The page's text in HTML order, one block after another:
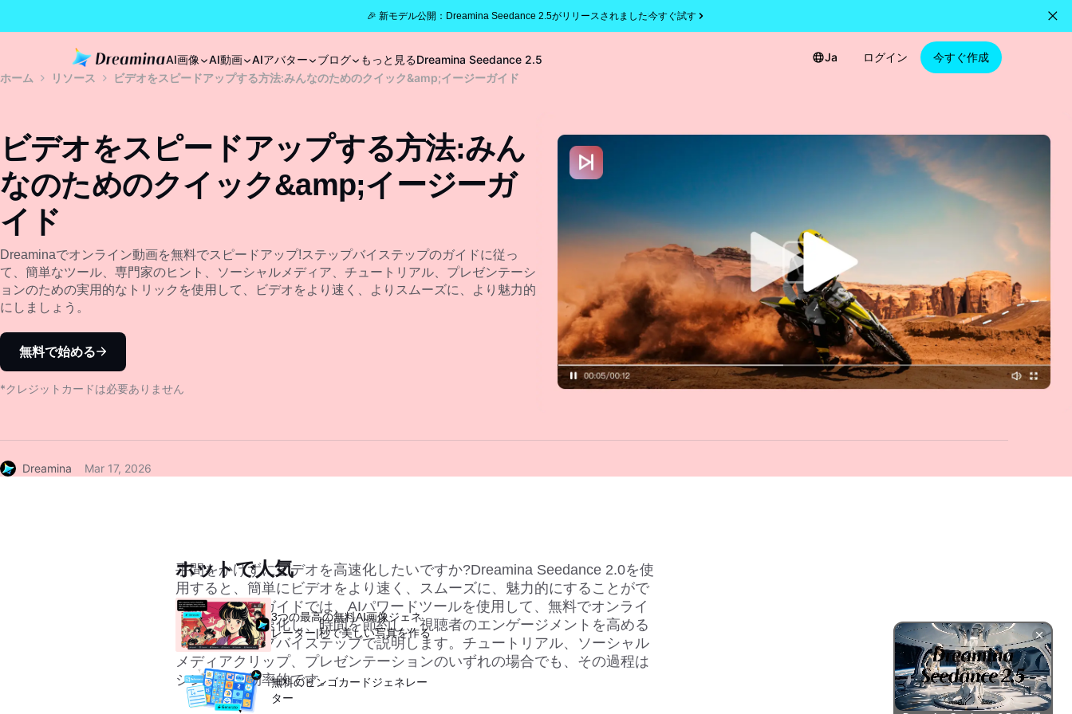
🎉 新モデル公開：Dreamina Seedance 2.5がリリースされました今すぐ試す
AI画像 AI動画 AIアバター ブログ もっと見るDreamina Seedance 2.5 Ja ログイン
今すぐ作成
ホーム
リソース ビデオをスピードアップする方法:みんなのためのクイック&amp;イージーガイド
ビデオをスピードアップする方法:みん
なのためのクイック&amp;イージーガ
イド
Dreaminaでオンライン動画を無料でスピードアップ!ステップバイステップのガイドに従っ
て、簡単なツール、専門家のヒント、ソーシャルメディア、チュートリアル、プレゼンテーシ
ョンのための実用的なトリックを使用して、ビデオをより速く、よりスムーズに、より魅力的
にしましょう。
無料で始める
*クレジットカードは必要ありません
Dreamina Mar 17, 2026
手間をかけずにビデオを高速化したいですか?Dreamina Seedance 2.0を使
用すると、簡単にビデオをより速く、スムーズに、魅力的にすることがで
きます。このガイドでは、AIパワードツールを使用して、無料でオンライ
ンビデオを高速化し、時間を節約し、視聴者のエンゲージメントを高める
方法をステップバイステップで説明します。チュートリアル、ソーシャル
メディアクリップ、プレゼンテーションのいずれの場合でも、その過程は
シンプルで効率的です。
ホットで人気
3つの最高の無料AI画像ジェネ
レーター|秒で美しい写真を作る
無料のビンゴカードジェネレー
ター